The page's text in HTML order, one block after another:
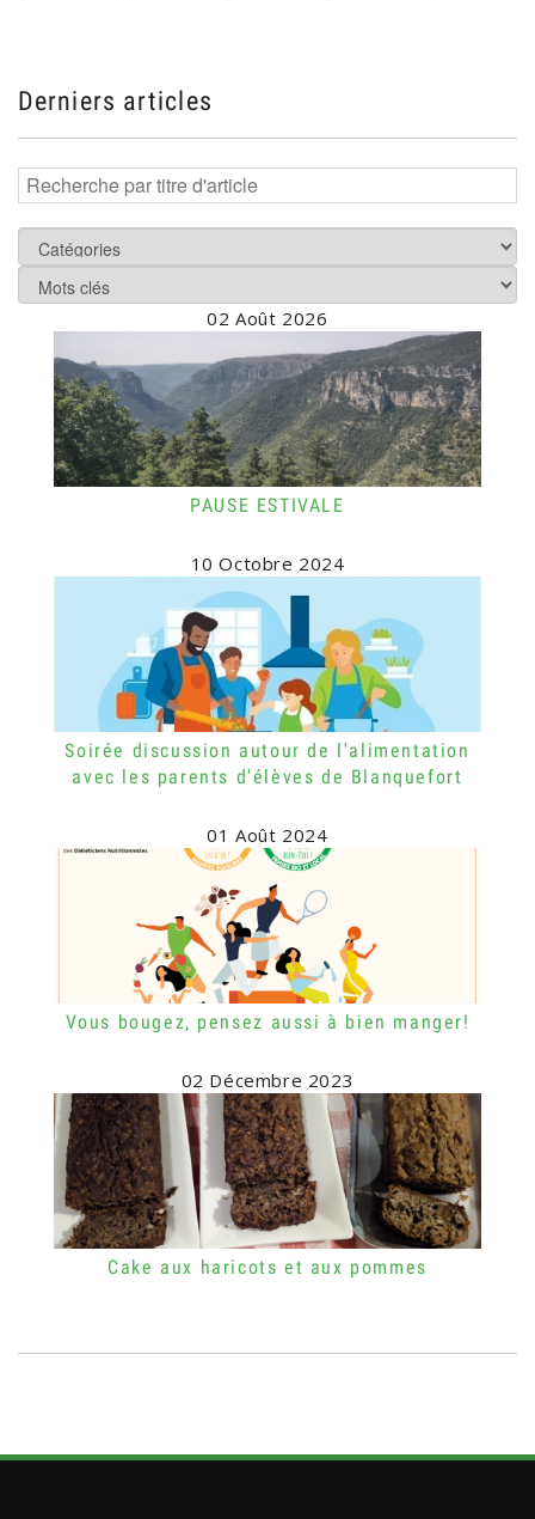
Derniers articles
02 Août 2026
PAUSE ESTIVALE
10 Octobre 2024
Soirée discussion autour de l'alimentation
avec les parents d'élèves de Blanquefort
01 Août 2024
Vous bougez, pensez aussi à bien manger!
02 Décembre 2023
Cake aux haricots et aux pommes